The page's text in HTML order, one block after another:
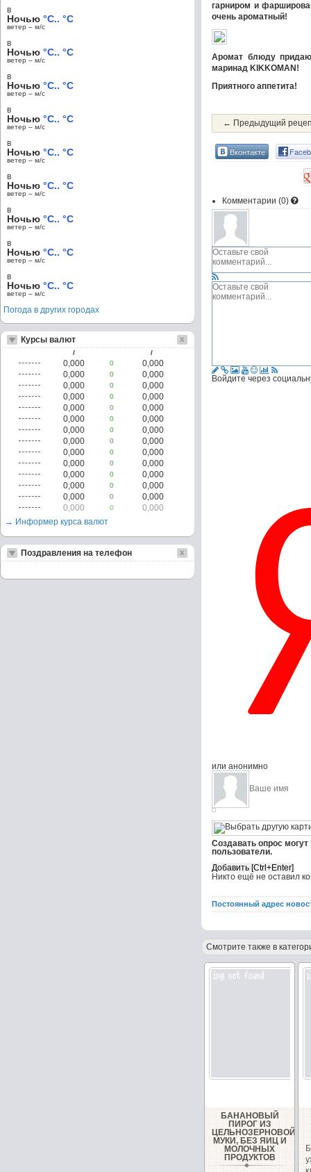
гарниром и
очень ароматный!
Аромат блюду
маринад KIKKOMAN!
Приятного аппетита!
← Предыдущий
Вконтакте
Комментарии (0)
Войдите через
или анонимно
Создавать опрос
пользователи.
Никто ещё не оставил
Постоянный адрес
Смотрите также в
БАНАНОВЫЙ
ПИРОГ ИЗ
ЦЕЛЬНОЗЕРНОВОЙ
МУКИ, БЕЗ ЯИЦ И
МОЛОЧНЫХ
ПРОДУКТОВ
в
Ночью °C.. °C
ветер – м/c
в
Ночью °C.. °C
ветер – м/c
в
Ночью °C.. °C
ветер – м/c
в
Ночью °C.. °C
ветер – м/c
в
Ночью °C.. °C
ветер – м/c
в
Ночью °C.. °C
ветер – м/c
в
Ночью °C.. °C
ветер – м/c
в
Ночью °C.. °C
ветер – м/c
в
Ночью °C.. °C
ветер – м/c
Погода в других городах
Курсы валют
/ /
0,000 0
0,000
0,000
0
0,000
0,000
0
0,000
0,000
0
0,000
0,000
0
0,000
0,000
0
0,000
0,000
0
0,000
0,000
0
0,000
0,000
0
0,000
0,000
0
0,000
0,000
0
0,000
0,000
0
0,000
0,000
0
0,000
0,000
0
0,000
→ Информер курса валют
Поздравления на телефон